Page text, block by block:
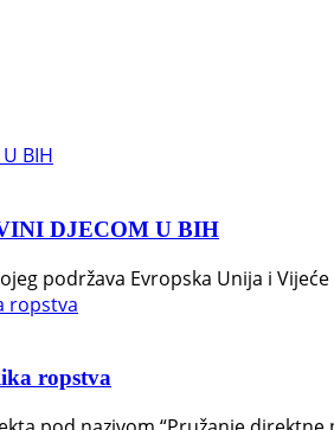
DJECOM U BIH
podržava Evropska Unija i
ropstva